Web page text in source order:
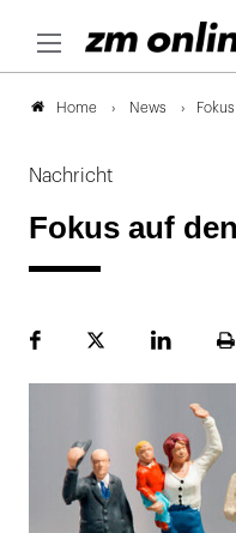
Home News
Nachricht
Fokus auf
FacebookPlattformLinekdIn